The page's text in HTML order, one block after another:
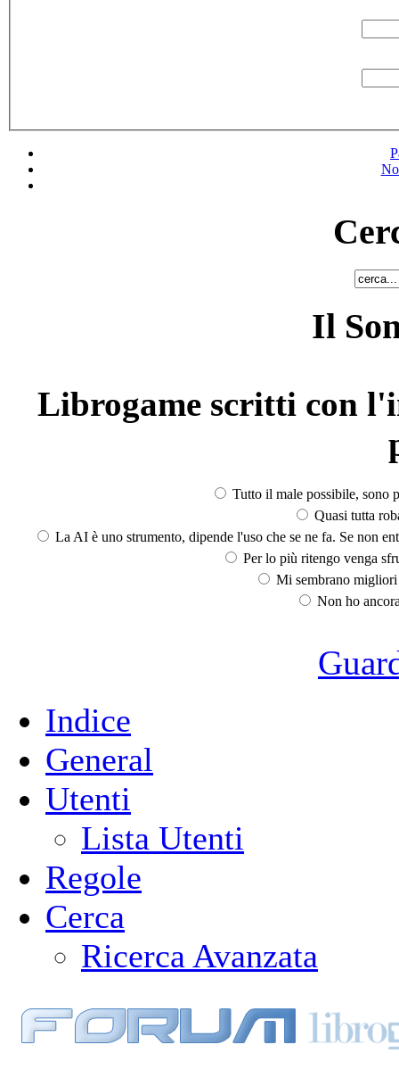
Il
Librogame scritti con
Tutto il male possibile, sono
Quasi tutta
La AI è uno strumento, dipende l'uso che se ne fa. Se non
Per lo più ritengo venga
Mi sembrano
Non ho
Indice
General
Utenti
Lista Utenti
Regole
Cerca
Ricerca Avanzata